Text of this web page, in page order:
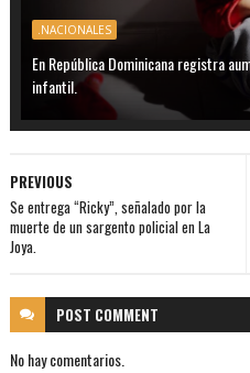
.NACIONALES
En República Dominicana registra
infantil.
PREVIOUS
Se entrega “Ricky”, señalado por la
muerte de un sargento policial en La
Joya.
POST COMMENT
No hay comentarios.